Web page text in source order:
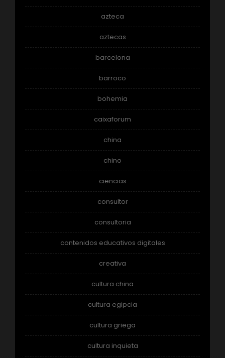
azteca
aztecas
barcelona
barroco
bohemia
caixaforum
china
chino
ciencias
consultor
consultoria
contenidos educativos digitales
creativa
cultura china
cultura egipcia
cultura griega
cultura inquieta